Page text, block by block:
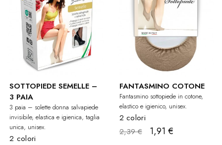
SOTTOPIEDE SEMELLE –
3 PAIA
3 paia – solette donna salvapiede
invisibile, elastica e igienica, taglia
unica, unisex.
2 colori
FANTASMINO COTONE
Fantasmino sottopiede in cotone,
elastico e igienico, unisex.
2 colori
2,39 €
1,91 €